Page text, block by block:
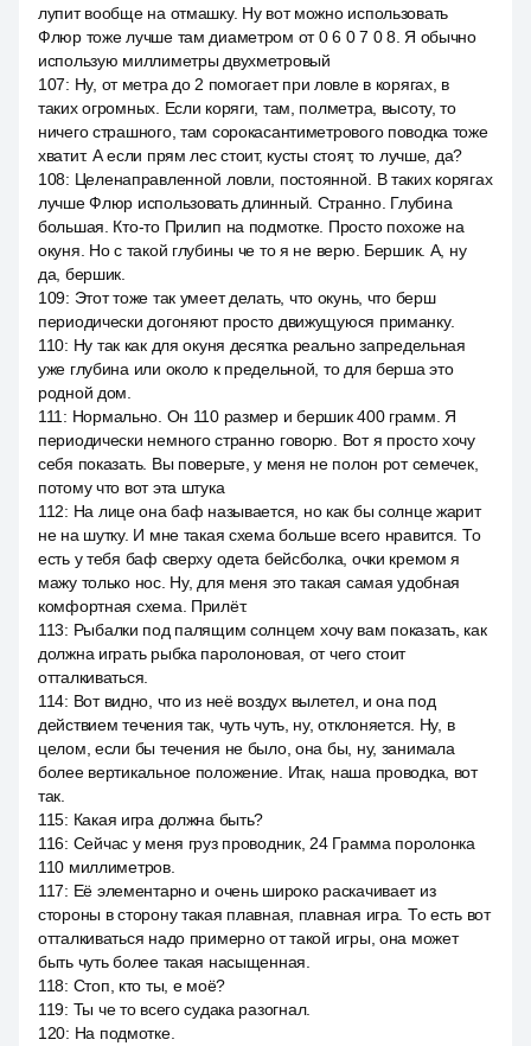
лупит вообще на отмашку. Ну вот можно использовать
Флюр тоже лучше там диаметром от 0 6 0 7 0 8. Я обычно
использую миллиметры двухметровый
107: Ну, от метра до 2 помогает при ловле в корягах, в
таких огромных. Если коряги, там, полметра, высоту, то
ничего страшного, там сорокасантиметрового поводка тоже
хватит. А если прям лес стоит, кусты стоят, то лучше, да?
108: Целенаправленной ловли, постоянной. В таких корягах
лучше Флюр использовать длинный. Странно. Глубина
большая. Кто-то Прилип на подмотке. Просто похоже на
окуня. Но с такой глубины че то я не верю. Бершик. А, ну
да, бершик.
109: Этот тоже так умеет делать, что окунь, что берш
периодически догоняют просто движущуюся приманку.
110: Ну так как для окуня десятка реально запредельная
уже глубина или около к предельной, то для берша это
родной дом.
111 : Нормально. Он 110 размер и бершик 400 грамм. Я
периодически немного странно говорю. Вот я просто хочу
себя показать. Вы поверьте, у меня не полон рот семечек,
потому что вот эта штука
112: На лице она баф называется, но как бы солнце жарит
не на шутку. И мне такая схема больше всего нравится. То
есть у тебя баф сверху одета бейсболка, очки кремом я
мажу только нос. Ну, для меня это такая самая удобная
комфортная схема. Прилёт.
113: Рыбалки под палящим солнцем хочу вам показать, как
должна играть рыбка паролоновая, от чего стоит
отталкиваться.
114: Вот видно, что из неё воздух вылетел, и она под
действием течения так, чуть чуть, ну, отклоняется. Ну, в
целом, если бы течения не было, она бы, ну, занимала
более вертикальное положение. Итак, наша проводка, вот
так.
115: Какая игра должна быть?
116: Сейчас у меня груз проводник, 24 Грамма поролонка
110 миллиметров.
117: Её элементарно и очень широко раскачивает из
стороны в сторону такая плавная, плавная игра. То есть вот
отталкиваться надо примерно от такой игры, она может
быть чуть более такая насыщенная.
118: Стоп, кто ты, е моё?
119: Ты че то всего судака разогнал.
120: На подмотке.